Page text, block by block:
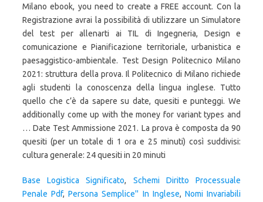
Milano ebook, you need to create a FREE account. Con la
Registrazione avrai la possibilità di utilizzare un Simulatore
del test per allenarti ai TIL di Ingegneria, Design e
comunicazione e Pianificazione territoriale, urbanistica e
paesaggistico-ambientale. Test Design Politecnico Milano
2021: struttura della prova. Il Politecnico di Milano richiede
agli studenti la conoscenza della lingua inglese. Tutto
quello che c’è da sapere su date, quesiti e punteggi. We
additionally come up with the money for variant types and
… Date Test Ammissione 2021. La prova è composta da 90
quesiti (per un totale di 1 ora e 25 minuti) così suddivisi:
cultura generale: 24 quesiti in 20 minuti
Base Logistica Significato, Schemi Diritto Processuale
Penale Pdf,Persona Semplice'' In Inglese, Nomi Invariabili